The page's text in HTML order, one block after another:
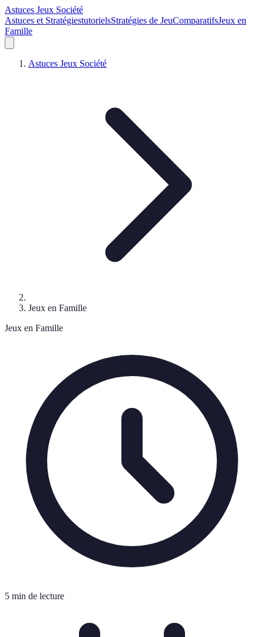
Astuces Jeux Société
Astuces et StratégiestutorielsStratégies de JeuComparatifsJeux en
Famille
Astuces Jeux Société
Jeux en Famille
Jeux en Famille
5 min de lecture